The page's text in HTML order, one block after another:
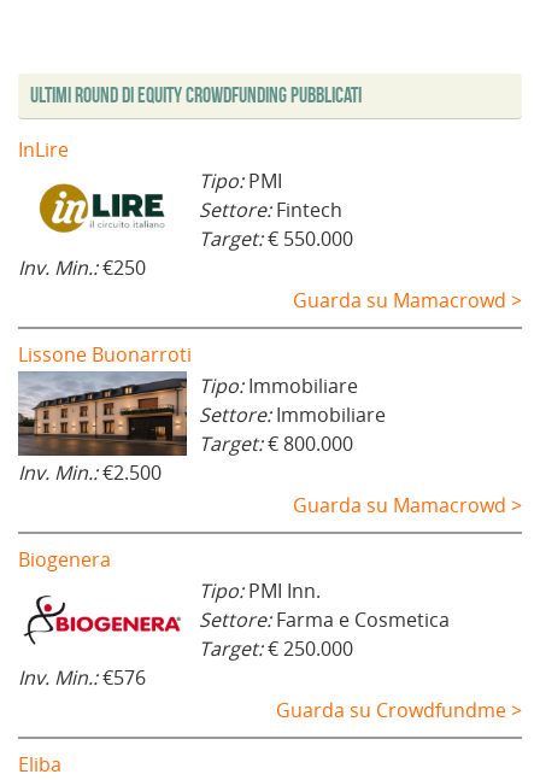
i
n
e
s
r
)
a
)
)
Ultimi Round di Equity Crowdfunding Pubblicati
InLire
Tipo:PMI
Settore:Fintech
Target:€ 550.000
Inv. Min.:€250
Guarda su Mamacrowd >
Lissone Buonarroti
Tipo:Immobiliare
Settore:Immobiliare
Target:€ 800.000
Inv. Min.:€2.500
Guarda su Mamacrowd >
Biogenera
Tipo:PMI Inn.
Settore:Farma e Cosmetica
Target:€ 250.000
Inv. Min.:€576
Guarda su Crowdfundme >
Eliba